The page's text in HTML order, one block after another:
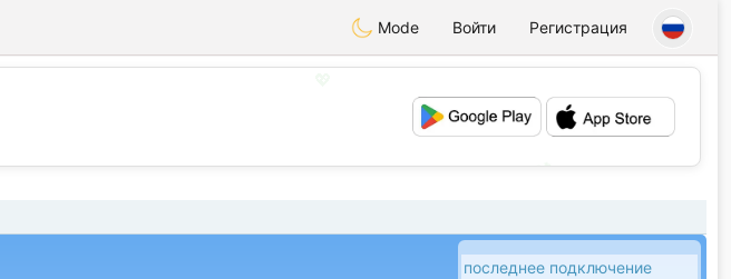
Mode Войти Регистрация
💕
последнее подключение